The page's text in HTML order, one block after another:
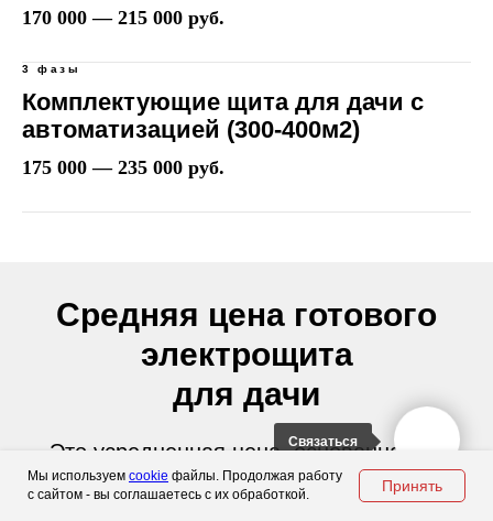
170 000 — 215 000 руб.
3 фазы
Комплектующие щита для дачи с
автоматизацией (300-400м2)
175 000 — 235 000 руб.
Средняя цена готового
электрощита
для дачи
Это усредненная цена, основанная на
нашем опыте и практике. Итоговая
Мы используем cookie файлы. Продолжая работу
с сайтом - вы соглашаетесь с их обработкой.
Принять
Связаться